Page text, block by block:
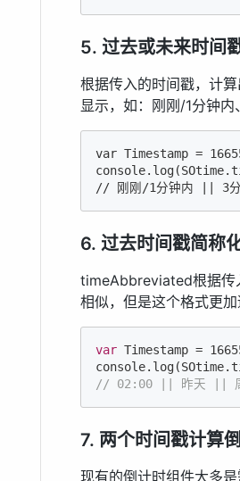
5. 过去或未来时间
根据传入的时间戳，计
显示，如：刚刚/1分钟
var Timestamp =
// 刚刚/1分钟内 || 3
6. 过去时间戳简
timeAbbreviated根据传
相似，但是这个格式更
var Timestamp =
console
// 02:00 || 昨天 || 周
7. 两个时间戳计算
现有的倒计时组件大多